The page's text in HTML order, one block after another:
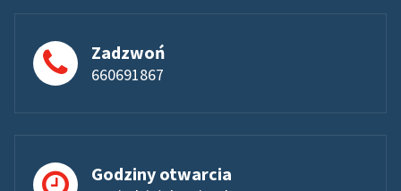
Zadzwoń
660691867
Godziny otwarcia